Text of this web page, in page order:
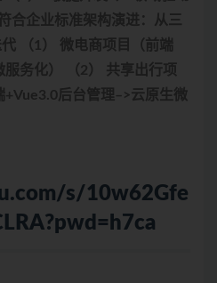
合企业标准架构演进：从三
（1） 微电商项目（前端
务化） （2） 共享出行项
+Vue3.0后台管理–>云原生微
s/10w62Gfe